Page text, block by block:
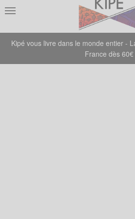
Kipé vous livre dans le monde entier -
France dès 60€